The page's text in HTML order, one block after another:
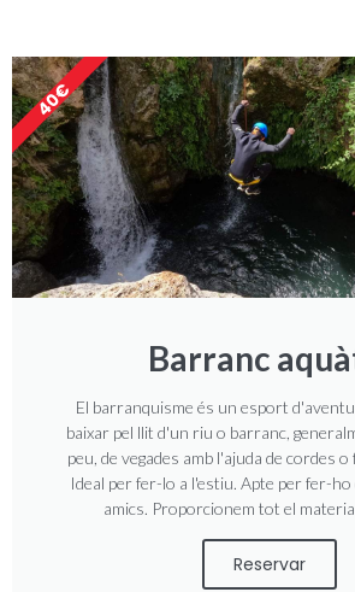
Barranc
El barranquisme és un esport
baixar pel llit d'un riu o barranc,
peu, de vegades amb l'ajuda de cordes
Ideal per fer-lo a l'estiu. Apte per fer-ho
amics. Proporcionem tot el
Reservar
40€